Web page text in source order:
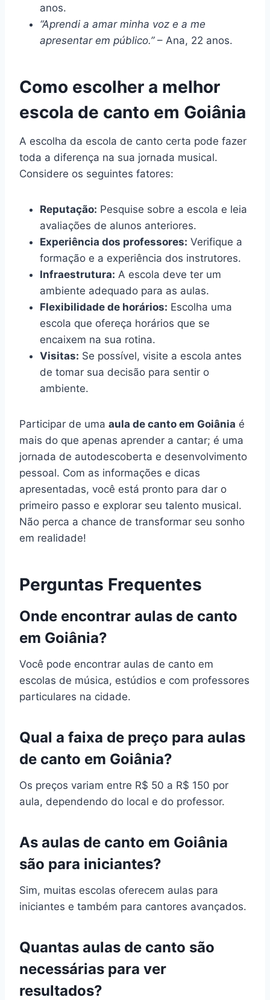
anos.
“Aprendi a amar minha voz e a me
apresentar em público.”– Ana, 22 anos.
Como escolher a melhor
escola de canto em Goiânia
A escolha da escola de canto certa pode fazer
toda a diferença na sua jornada musical.
Considere os seguintes fatores:
Reputação: Pesquise sobre a escola e leia
avaliações de alunos anteriores.
Experiência dos professores: Verifique a
formação e a experiência dos instrutores.
Infraestrutura: A escola deve ter um
ambiente adequado para as aulas.
Flexibilidade de horários: Escolha uma
escola que ofereça horários que se
encaixem na sua rotina.
Visitas: Se possível, visite a escola antes
de tomar sua decisão para sentir o
ambiente.
Participar de uma aula de canto em Goiânia é
mais do que apenas aprender a cantar; é uma
jornada de autodescoberta e desenvolvimento
pessoal. Com as informações e dicas
apresentadas, você está pronto para dar o
primeiro passo e explorar seu talento musical.
Não perca a chance de transformar seu sonho
em realidade!
Perguntas Frequentes
Onde encontrar aulas de canto
em Goiânia?
Você pode encontrar aulas de canto em
escolas de música, estúdios e com professores
particulares na cidade.
Qual a faixa de preço para aulas
de canto em Goiânia?
Os preços variam entre R$ 50 a R$ 150 por
aula, dependendo do local e do professor.
As aulas de canto em Goiânia
são para iniciantes?
Sim, muitas escolas oferecem aulas para
iniciantes e também para cantores avançados.
Quantas aulas de canto são
necessárias para ver
resultados?